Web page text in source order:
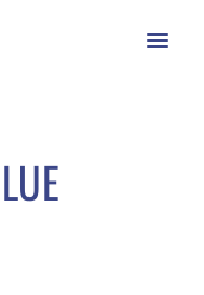
MENU